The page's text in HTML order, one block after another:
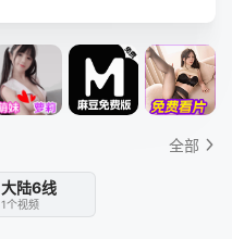
全部
大陆6线
1个视频